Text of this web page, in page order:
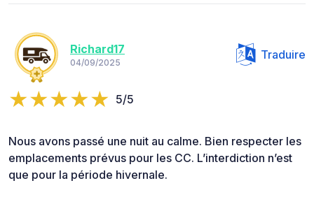
Richard17
04/09/2025
Traduire
5/5
Nous avons passé une nuit au calme. Bien respecter les
emplacements prévus pour les CC. L’interdiction n’est
que pour la période hivernale.